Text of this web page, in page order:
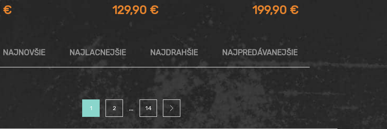
€ 129,90 € 199,90 €
NAJNOVŠIE NAJLACNEJŠIE NAJDRAHŠIE NAJPREDÁVANEJŠIE
1 2 … 14